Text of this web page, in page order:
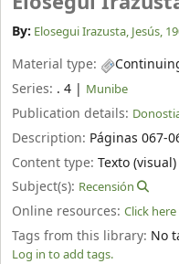
By: Elosegui Irazusta, Jesús,
Material type:
Series: . 4 | Munibe
Publication details:
Description: Páginas 067-
Content type: Texto (visual)
Subject(s): Recensión
Online resources: Click
Tags from this library: No
Log in to add tags.